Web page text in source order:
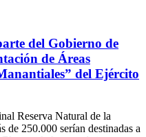
del Gobierno de
de Áreas
del Ejército
Reserva Natural de la
de 250.000 serían destinadas a